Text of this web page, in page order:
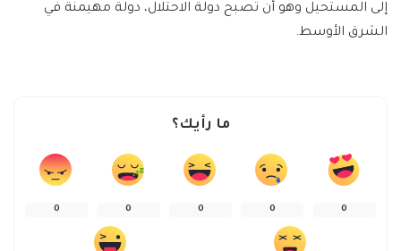
إلى المستحيل وهو أن تصبح دولة الاحتلال، دولة مهيمنة في
الشرق الأوسط.
ما رأيك؟
0
0
0
0
0